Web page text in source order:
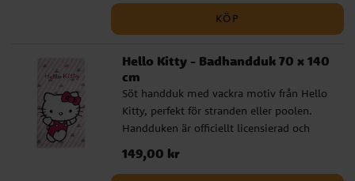
uttryck som passar både till vardag och
utflykt. Kepsen är tillverkad i en mjuk och
har en omkrets på 53 cm och är justerbar
baktill, vilket gör att den passar barn i
åldern ca 4 till 6 år. Detta är en officiellt
licensierad produkt från tillverkaren Cerdá.
KÖP
Hello Kitty - Badhandduk 70 x 140
cm
Söt handduk med vackra motiv från Hello
Kitty, perfekt för stranden eller poolen.
Handduken är officiellt licensierad och
tillverkad av 100 % snabbtorkande
polyester. Med sina mått på 70 x 140 cm
Pris:149,00 kr
149,00 kr